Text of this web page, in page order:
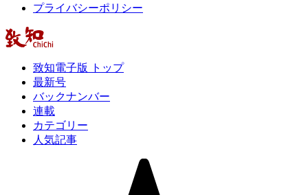
プライバシーポリシー
致知電子版 トップ
最新号
バックナンバー
連載
カテゴリー
人気記事